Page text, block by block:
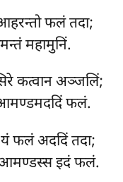
फलं तदा;
महामुनिं.
कत्वान अञ्जलिं;
आमण्डमददिं फलं.
फलं अददिं तदा;
आमण्डस्स इदं फलं.